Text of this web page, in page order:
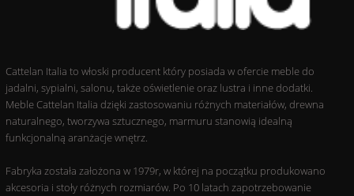
Cattelan Italia to włoski producent który posiada w ofercie meble do
jadalni, sypialni, salonu, także oświetlenie oraz lustra i inne dodatki.
Meble Cattelan Italia dzięki zastosowaniu różnych materiałów, drewna
naturalnego, tworzywa sztucznego, marmuru stanowią idealną
funkcjonalną aranżacje wnętrz.
Fabryka została założona w 1979r, w której na początku produkowano
akcesoria i stoły różnych rozmiarów. Po 10 latach zapotrzebowanie